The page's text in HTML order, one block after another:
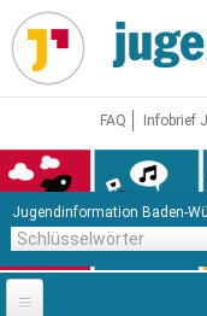
Direkt
zum
Inhalt
FAQ Infobrief
Jugendinformation Baden-